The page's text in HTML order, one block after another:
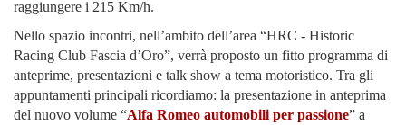
raggiungere i 215 Km/h.
Nello spazio incontri, nell’ambito dell’area “HRC - Historic
Racing Club Fascia d’Oro”, verrà proposto un fitto programma di
anteprime, presentazioni e talk show a tema motoristico. Tra gli
appuntamenti principali ricordiamo: la presentazione in anteprima
del nuovo volume “Alfa Romeo automobili per passione” a